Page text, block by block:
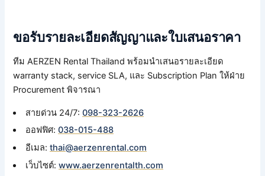
ขอรับรายละเอียดสัญญาและใบเสนอราคา
ทีม AERZEN Rental Thailand พร้อมนำเสนอรายละเอียด
warranty stack, service SLA, และ Subscription Plan ให้ฝ่าย
Procurement พิจารณา
สายด่วน 24/7:098-323-2626
ออฟฟิศ:038-015-488
อีเมล:thai@aerzenrental.com
เว็บไซต์:www.aerzenrentalth.com